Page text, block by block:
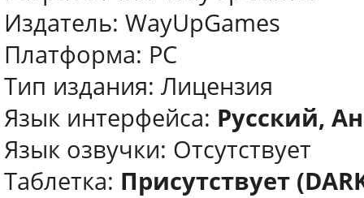
Издатель: WayUpGames
Платформа: PC
Тип издания: Лицензия
Язык интерфейса: Русский,
Язык озвучки: Отсутствует
Таблетка: Присутствует